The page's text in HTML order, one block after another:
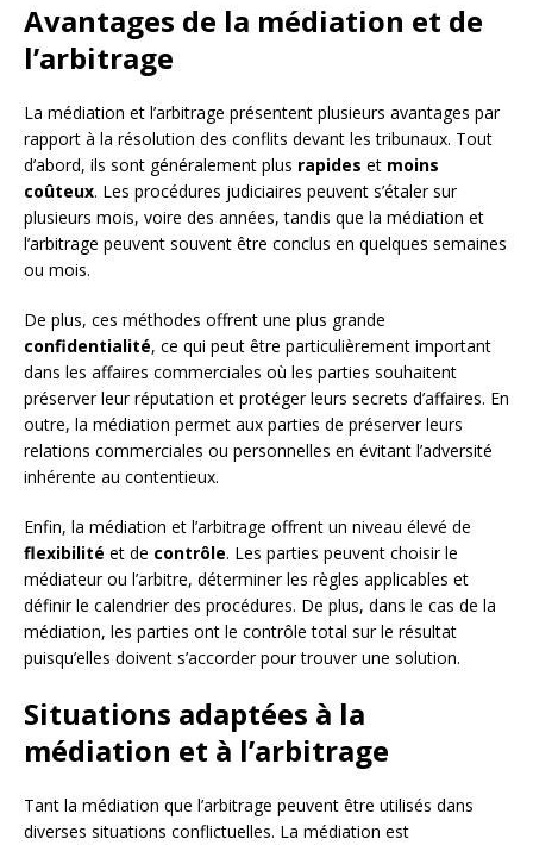
Avantages de la médiation et de
l’arbitrage
La médiation et l’arbitrage présentent plusieurs avantages par
rapport à la résolution des conflits devant les tribunaux. Tout
d’abord, ils sont généralement plus rapides et moins
coûteux. Les procédures judiciaires peuvent s’étaler sur
plusieurs mois, voire des années, tandis que la médiation et
l’arbitrage peuvent souvent être conclus en quelques semaines
ou mois.
De plus, ces méthodes offrent une plus grande
confidentialité, ce qui peut être particulièrement important
dans les affaires commerciales où les parties souhaitent
préserver leur réputation et protéger leurs secrets d’affaires. En
outre, la médiation permet aux parties de préserver leurs
relations commerciales ou personnelles en évitant l’adversité
inhérente au contentieux.
Enfin, la médiation et l’arbitrage offrent un niveau élevé de
flexibilité et de contrôle. Les parties peuvent choisir le
médiateur ou l’arbitre, déterminer les règles applicables et
définir le calendrier des procédures. De plus, dans le cas de la
médiation, les parties ont le contrôle total sur le résultat
puisqu’elles doivent s’accorder pour trouver une solution.
Situations adaptées à la
médiation et à l’arbitrage
Tant la médiation que l’arbitrage peuvent être utilisés dans
diverses situations conflictuelles. La médiation est